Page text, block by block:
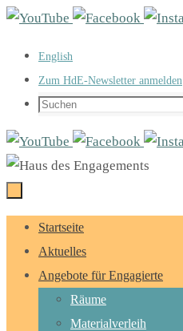
Zum
springen
English
Zum HdE-Newsletter anmelden
Suchen
Zum
Inhalt
springen
Startseite
Aktuelles
Angebote für Engagierte
Räume
Materialverleih